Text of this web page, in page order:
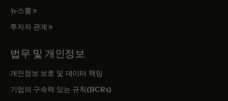
뉴스룸새 탭에서 열림
투자자 관계 새 탭에서 열림
법무 및 개인정보
개인정보 보호 및 데이터 책임
기업의 구속력 있는 규칙(BCRs)